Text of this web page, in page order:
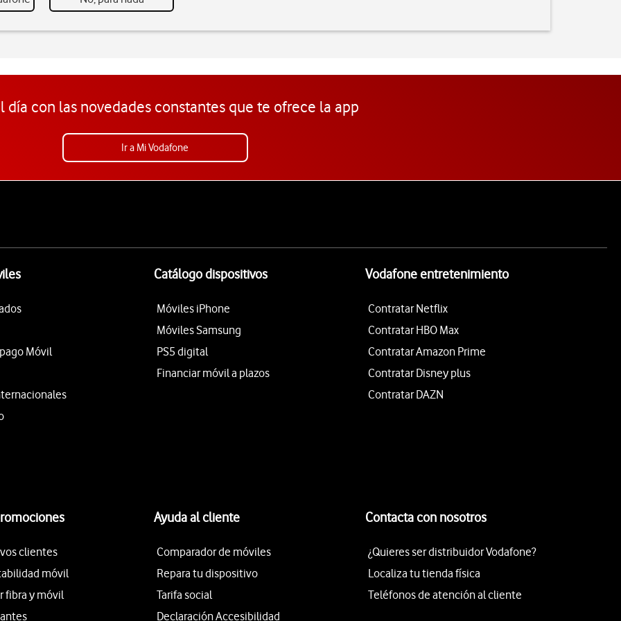
día con las novedades constantes que te ofrece la app
Ir a Mi Vodafone
Móvil
Catálogo dispositivos
Móviles iPhone
Móviles Samsung
PS5 digital
Financiar móvil a plazos
Vodafone entretenimiento
Contratar Netflix
Contratar HBO Max
Contratar Amazon Prime
Contratar Disney plus
Contratar DAZN
clientes
móvil
fibra y móvil
Ayuda al cliente
Comparador de móviles
Repara tu dispositivo
Tarifa social
Declaración Accesibilidad
Contacta con nosotros
¿Quieres ser distribuidor Vodafone?
Localiza tu tienda física
Teléfonos de atención al cliente